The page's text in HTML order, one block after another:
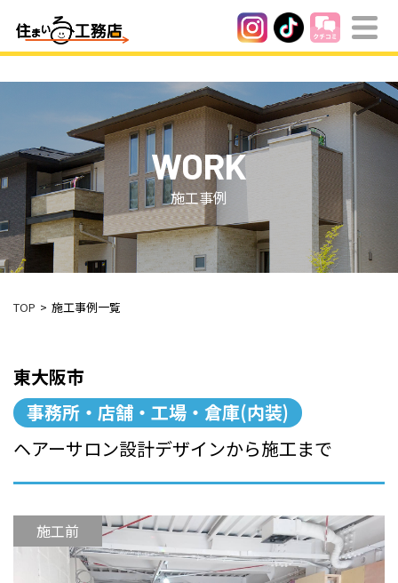
WORK
施工事例
TOP 施工事例一覧
東大阪市
事務所・店舗・工場・倉庫(内装)
ヘアーサロン設計デザインから施工まで
施工前